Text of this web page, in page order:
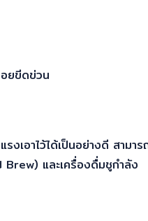
ยขีดข่วน
อาไว้ได้เป็นอย่างดี สามาร
และเครื่องดื่มชูกำลัง